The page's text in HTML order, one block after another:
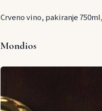
Crveno vino, pakiranje
Mondios